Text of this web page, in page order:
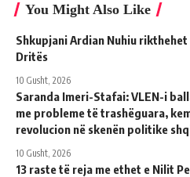
You Might Also Like
Shkupjani Ardian Nuhiu rikthehet
Dritës
10 Gusht, 2026
Saranda Imeri-Stafai: VLEN-i
me probleme të trashëguara,
revolucion në skenën politike
10 Gusht, 2026
13 raste të reja me ethet e Nilit